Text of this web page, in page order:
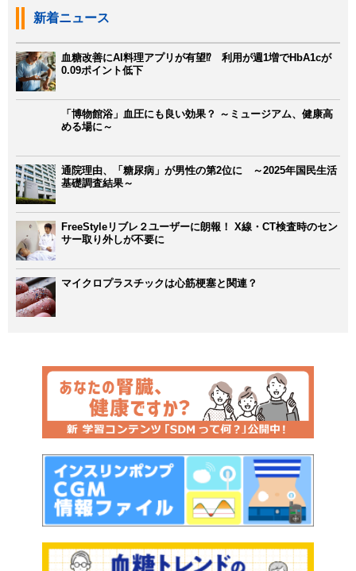
新着ニュース
血糖改善にAI料理アプリが有望⁉ 利用が週1増でHbA1cが
0.09ポイント低下
「博物館浴」血圧にも良い効果？ ～ミュージアム、健康高
める場に～
通院理由、「糖尿病」が男性の第2位に ～2025年国民生活
基礎調査結果～
FreeStyleリブレ２ユーザーに朗報！ X線・CT検査時のセン
サー取り外しが不要に
マイクロプラスチックは心筋梗塞と関連？